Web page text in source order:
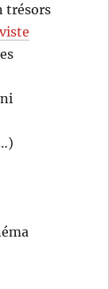
trésors